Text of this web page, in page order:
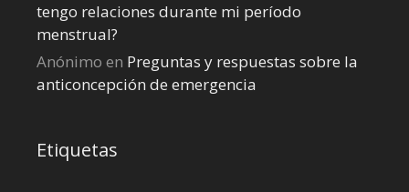
tengo relaciones durante mi perí­odo
menstrual?
Anónimo en Preguntas y respuestas sobre la
anticoncepción de emergencia
Etiquetas